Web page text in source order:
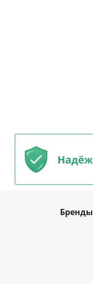
Бренды